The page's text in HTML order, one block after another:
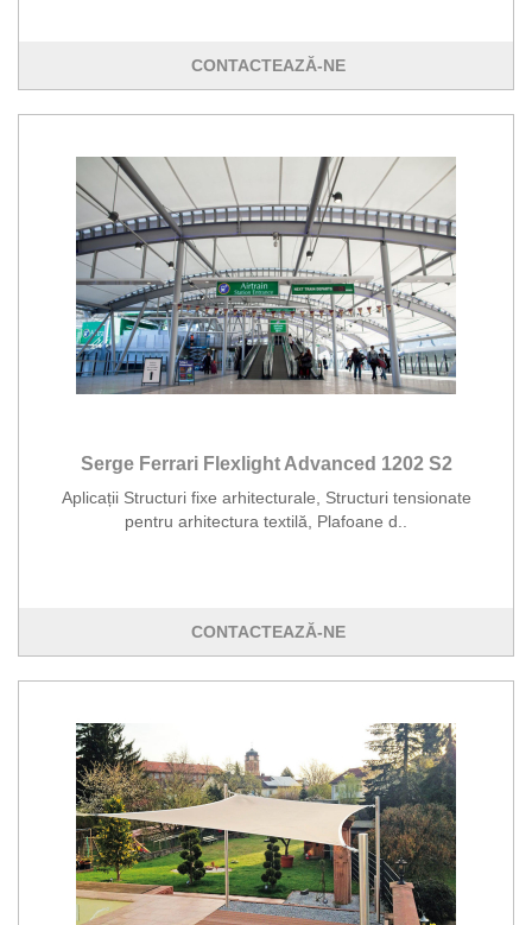
CONTACTEAZĂ-NE
Serge Ferrari Flexlight Advanced 1202 S2
Aplicații Structuri fixe arhitecturale, Structuri tensionate
pentru arhitectura textilă, Plafoane d..
CONTACTEAZĂ-NE